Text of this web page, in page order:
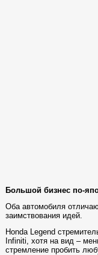
Большой бизнес по-
Оба автомобиля
заимствования идей.
Honda Legend
Infiniti, хотя на вид –
стремление пробить